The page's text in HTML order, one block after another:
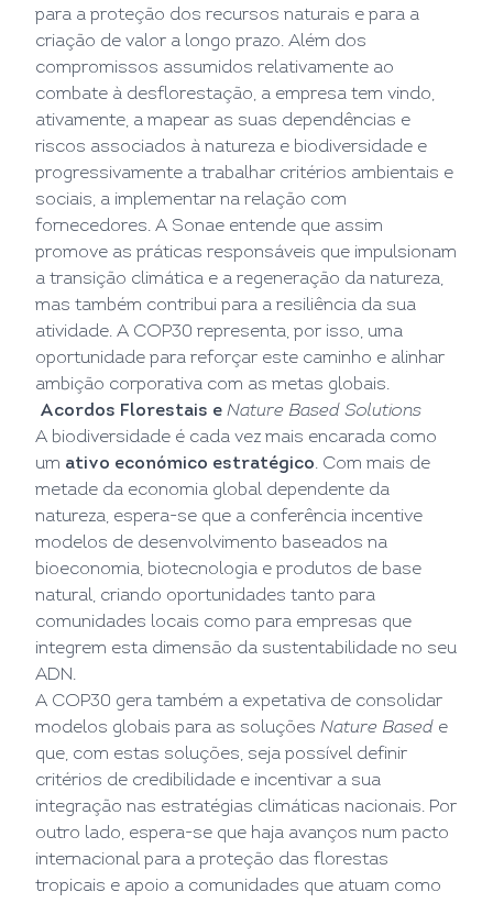
para a proteção dos recursos naturais e para a
criação de valor a longo prazo. Além dos
compromissos assumidos relativamente ao
combate à desflorestação, a empresa tem vindo,
ativamente, a mapear as suas dependências e
riscos associados à natureza e biodiversidade e
progressivamente a trabalhar critérios ambientais e
sociais, a implementar na relação com
fornecedores. A Sonae entende que assim
promove as práticas responsáveis que impulsionam
a transição climática e a regeneração da natureza,
mas também contribui para a resiliência da sua
atividade. A COP30 representa, por isso, uma
oportunidade para reforçar este caminho e alinhar
ambição corporativa com as metas globais.
Acordos Florestais e Nature Based Solutions
A biodiversidade é cada vez mais encarada como
um ativo económico estratégico. Com mais de
metade da economia global dependente da
natureza, espera-se que a conferência incentive
modelos de desenvolvimento baseados na
bioeconomia, biotecnologia e produtos de base
natural, criando oportunidades tanto para
comunidades locais como para empresas que
integrem esta dimensão da sustentabilidade no seu
ADN.
A COP30 gera também a expetativa de consolidar
modelos globais para as soluções Nature Based e
que, com estas soluções, seja possível definir
critérios de credibilidade e incentivar a sua
integração nas estratégias climáticas nacionais. Por
outro lado, espera-se que haja avanços num pacto
internacional para a proteção das florestas
tropicais e apoio a comunidades que atuam como